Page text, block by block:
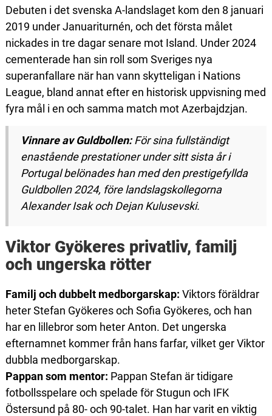
Debuten i det svenska A-landslaget kom den 8 januari
2019 under Januariturnén, och det första målet
nickades in tre dagar senare mot Island. Under 2024
cementerade han sin roll som Sveriges nya
superanfallare när han vann skytteligan i Nations
League, bland annat efter en historisk uppvisning med
fyra mål i en och samma match mot Azerbajdzjan.
Vinnare av Guldbollen:För sina fullständigt
enastående prestationer under sitt sista år i
Portugal belönades han med den prestigefyllda
Guldbollen 2024, före landslagskollegorna
Alexander Isak och Dejan Kulusevski.
Viktor Gyökeres privatliv, familj
och ungerska rötter
Familj och dubbelt medborgarskap: Viktors föräldrar
heter Stefan Gyökeres och Sofia Gyökeres, och han
har en lillebror som heter Anton. Det ungerska
efternamnet kommer från hans farfar, vilket ger Viktor
dubbla medborgarskap.
Pappan som mentor: Pappan Stefan är tidigare
fotbollsspelare och spelade för Stugun och IFK
Östersund på 80- och 90-talet. Han har varit en viktig